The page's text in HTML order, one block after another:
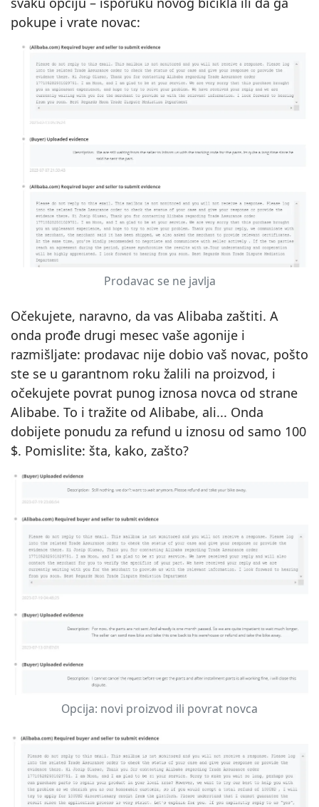
pokupe i vrate novac:
Prodavac se ne javlja
Očekujete, naravno, da vas Alibaba zaštiti. A
onda prođe drugi mesec vaše agonije i
razmišljate: prodavac nije dobio vaš novac, pošto
ste se u garantnom roku žalili na proizvod, i
očekujete povrat punog iznosa novca od strane
Alibabe. To i tražite od Alibabe, ali... Onda
dobijete ponudu za refund u iznosu od samo 100
$. Pomislite: šta, kako, zašto?
Opcija: novi proizvod ili povrat novca